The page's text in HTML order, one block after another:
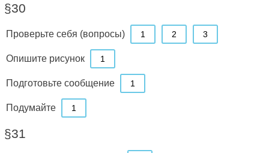
§30
Проверьте себя (вопросы) 1 2 3
Опишите рисунок 1
Подготовьте сообщение 1
Подумайте 1
§31